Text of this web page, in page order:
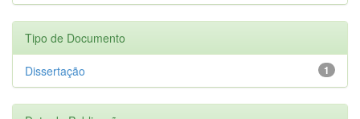
Tipo de Documento
1
Dissertação